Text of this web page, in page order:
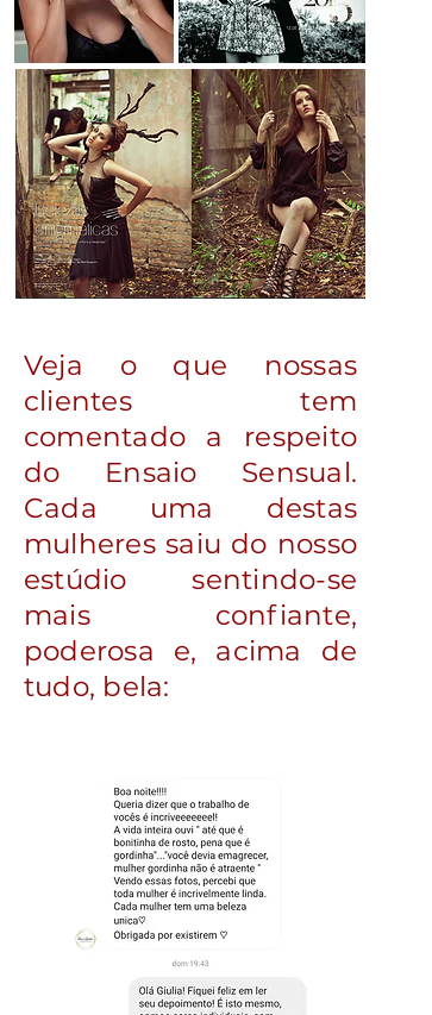
Veja o que nossas
clientes tem
comentado a respeito
do Ensaio Sensual.
Cada uma destas
mulheres saiu do nosso
estúdio sentindo-se
mais confiante,
poderosa e, acima de
tudo, bela: